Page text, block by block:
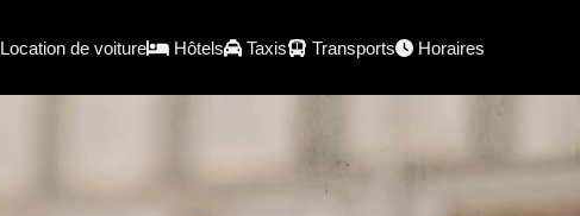
Location de voiture Hôtels Taxis Transports Horaires